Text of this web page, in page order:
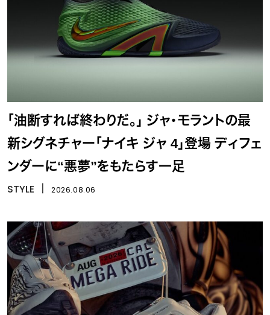
「油断すれば終わりだ。」 ジャ・モラントの最
新シグネチャー「ナイキ ジャ 4」登場 ディフェ
ンダーに“悪夢”をもたらす一足
STYLE 2026.08.06